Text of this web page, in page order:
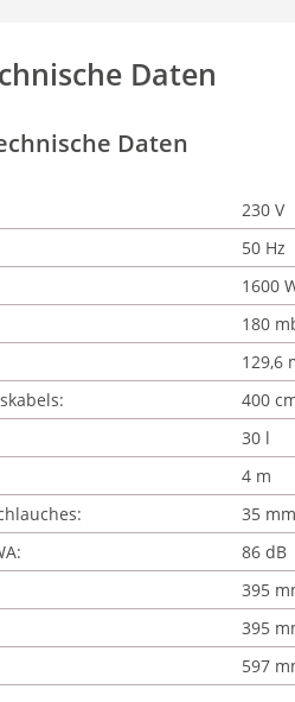
Daten
Daten
230 V
50 Hz
1600
180
129,6
400
30 l
4 m
35 mm
86 dB
395
395
597